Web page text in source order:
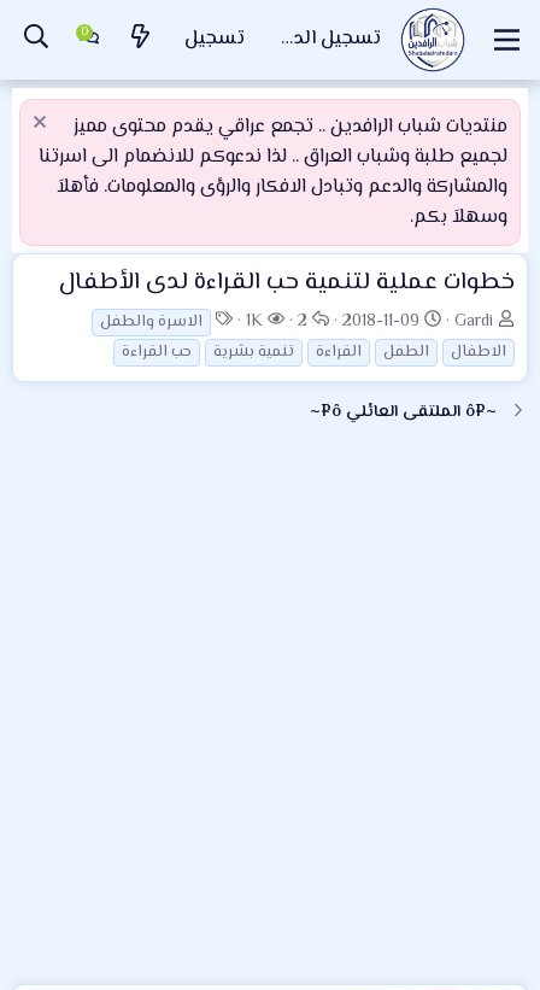
تسجيل الدخول تسجيل
منتديات شباب الرافدين .. تجمع عراقي يقدم محتوى مميز
لجميع طلبة وشباب العراق .. لذا ندعوكم للانضمام الى اسرتنا
والمشاركة والدعم وتبادل الافكار والرؤى والمعلومات. فأهلاَ
وسهلاَ بكم.
خطوات عملية لتنمية حب القراءة لدى الأطفال
ب
ا
د
ئ
Gardi
ت
ا
ر
خ
2018-11-09
ا
ل
ر
2
ا
ل
م
1K
ا
ل
و
الاسرة والطفل
الاطفال
الطفل القراءة تنمية بشرية حب القراءة
~¤ô الملتقى العائلي ô¤~